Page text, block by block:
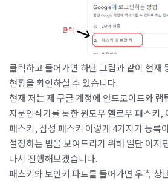
클릭하고 들어가면 하단 그림과 같이 현재
현황을 확인하실 수 있습니다.
현재 저는 제 구글 계정에 안드로이드와 랩
지문인식기를 통한 윈도우 헬로우 패스키,
패스키, 삼성 패스키 이렇게 4가지가 등록
설정하는 법을 보여드리기 위해 일단 이지
다시 진행해보겠습니다.
패스키와 보안키 파트를 들어가면 우측 상